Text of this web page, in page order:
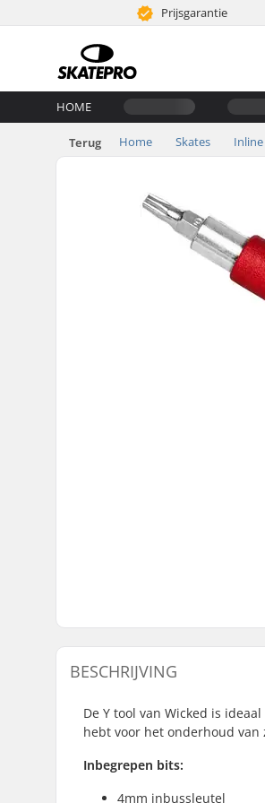
Prijsgarantie
HOME
Terug Home Skates Inline
BESCHRIJVING
De Y tool van Wicked is
hebt voor het onderhoud van
Inbegrepen bits:
4mm inbussleutel